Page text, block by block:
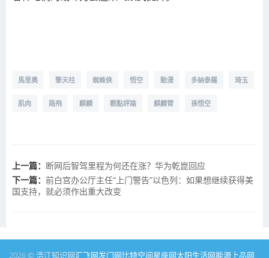
馬里奧 擎天柱 蜘蛛俠 悟空 動漫 多納泰羅 琦玉
肌肉 路飛 麒麟 觀點評論 麒麟臂 孫悟空
上一篇： 断网后智驾里程为何还在涨？华为乾崑回应
下一篇： 前白宫办公厅主任“上门警告”以色列：如果想继续获得美
国支持，就必须作出重大改变
2026 © 浩江知识网汇飞网发门网比特空间星座网太阳生活网能源 上品网